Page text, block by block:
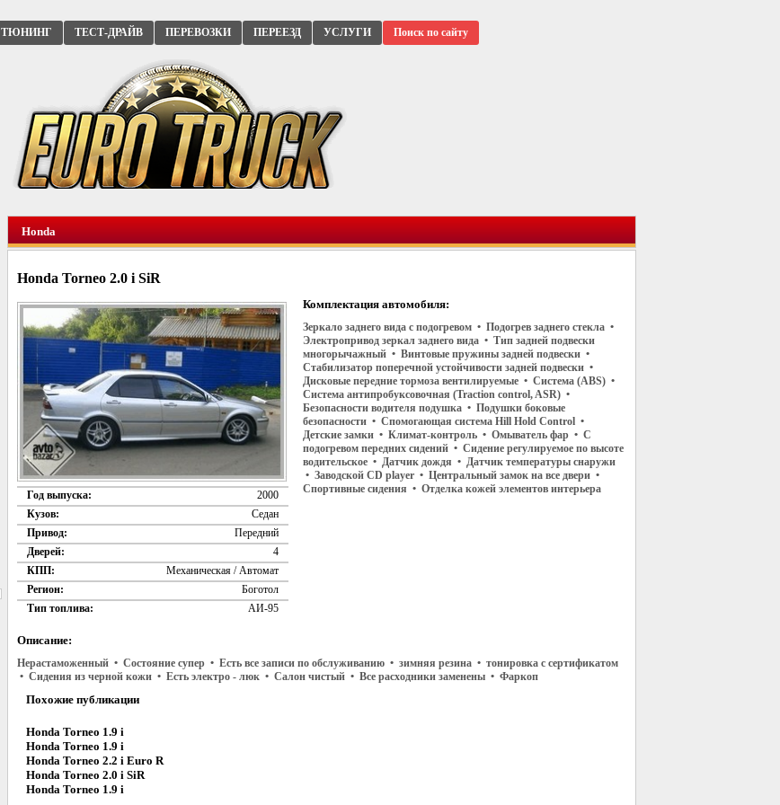
ТЮНИНГ ТЕСТ-ДРАЙВ ПЕРЕВОЗКИ ПЕРЕЕЗД УСЛУГИ Поиск по сайту
Honda
Honda Torneo 2.0 i SiR
Год выпуска:
2000
Кузов:
Седан
Привод:
Передний
Дверей:
4
КПП:
Механическая / Автомат
Регион:
Боготол
Тип топлива:
АИ-95
Комплектация автомобиля:
Зеркало заднего вида с подогревом • Подогрев заднего стекла •
Электропривод зеркал заднего вида • Тип задней подвески
многорычажный • Винтовые пружины задней подвески •
Стабилизатор поперечной устойчивости задней подвески •
Дисковые передние тормоза вентилируемые • Система (ABS) •
Система антипробуксовочная (Traction control, ASR) •
Безопасности водителя подушка • Подушки боковые
безопасности • Спомогающая система Hill Hold Control •
Детские замки • Климат-контроль • Омыватель фар • С
подогревом передних сидений • Сидение регулируемое по высоте
водительское • Датчик дождя • Датчик температуры снаружи
• Заводской CD player • Центральный замок на все двери •
Спортивные сидения • Отделка кожей элементов интерьера
Описание:
Нерастаможенный • Состояние супер • Есть все записи по обслуживанию • зимняя резина • тонировка с сертификатом
• Сидения из черной кожи • Есть электро - люк • Салон чистый • Все расходники заменены • Фаркоп
Похожие публикации
Honda Torneo 1.9 i
Honda Torneo 1.9 i
Honda Torneo 2.2 i Euro R
Honda Torneo 2.0 i SiR
Honda Torneo 1.9 i